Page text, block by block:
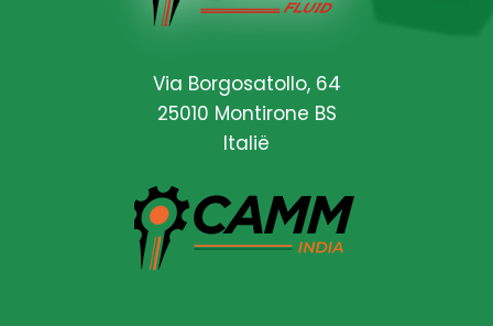
Via Borgosatollo, 64
25010 Montirone BS
Italië